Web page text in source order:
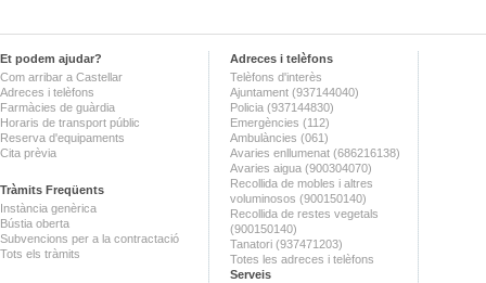
Et podem ajudar?
Com arribar a Castellar
Adreces i telèfons
Farmàcies de guàrdia
Horaris de transport públic
Reserva d'equipaments
Cita prèvia
Tràmits Freqüents
Instància genèrica
Bústia oberta
Subvencions per a la contractació
Tots els tràmits
Adreces i telèfons
Telèfons d'interès
Ajuntament (937144040)
Policia (937144830)
Emergències (112)
Ambulàncies (061)
Avaries enllumenat (686216138)
Avaries aigua (900304070)
Recollida de mobles i altres
voluminosos (900150140)
Recollida de restes vegetals
(900150140)
Tanatori (937471203)
Totes les adreces i telèfons
Serveis